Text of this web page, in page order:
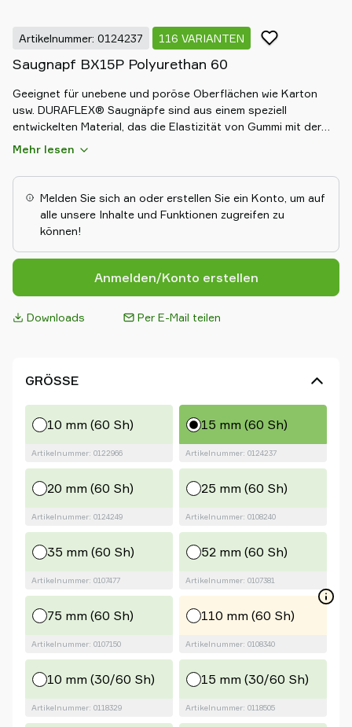
Artikelnummer: 0124237 116 VARIANTEN
Saugnapf BX15P Polyurethan 60
Geeignet für unebene und poröse Oberflächen wie Karton
usw. DURAFLEX® Saugnäpfe sind aus einem speziell
entwickelten Material, das die Elastizität von Gummi mit der
Haltbarkeit von Polyurethan vereint. Das Material hinterlässt
Mehr lesen
Melden Sie sich an oder erstellen Sie ein Konto, um auf
alle unsere Inhalte und Funktionen zugreifen zu
können!
Anmelden/Konto erstellen
Downloads Per E-Mail teilen
GRÖSSE
10 mm (60 Sh)
Artikelnummer: 0122966
15 mm (60 Sh)
Artikelnummer: 0124237
20 mm (60 Sh)
Artikelnummer: 0124249
25 mm (60 Sh)
Artikelnummer: 0108240
35 mm (60 Sh)
Artikelnummer: 0107477
52 mm (60 Sh)
Artikelnummer: 0107381
75 mm (60 Sh)
Artikelnummer: 0107150
110 mm (60 Sh)
Artikelnummer: 0108340
10 mm (30/60 Sh)
Artikelnummer: 0118329
15 mm (30/60 Sh)
Artikelnummer: 0118505